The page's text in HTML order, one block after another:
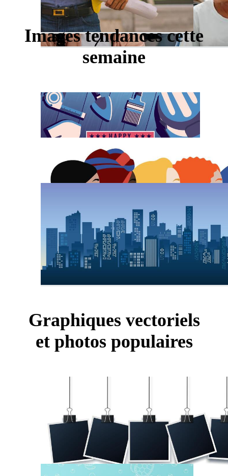
Images tendances cette
semaine
Graphiques vectoriels
et photos populaires